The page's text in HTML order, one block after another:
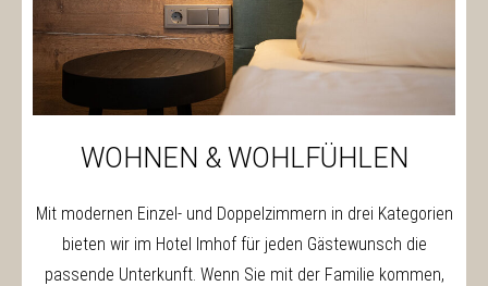
WOHNEN & WOHLFÜHLEN
Mit modernen Einzel- und Doppelzimmern in drei Kategorien
bieten wir im Hotel Imhof für jeden Gästewunsch die
passende Unterkunft. Wenn Sie mit der Familie kommen,